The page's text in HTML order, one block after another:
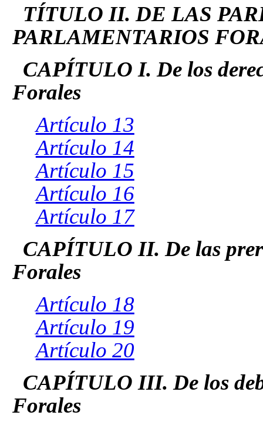
TÍTULO II. DE LAS
PARLAMENTARIOS
CAPÍTULO I. De los
Forales
Artículo 13
Artículo 14
Artículo 15
Artículo 16
Artículo 17
CAPÍTULO II. De las
Forales
Artículo 18
Artículo 19
Artículo 20
CAPÍTULO III. De los
Forales